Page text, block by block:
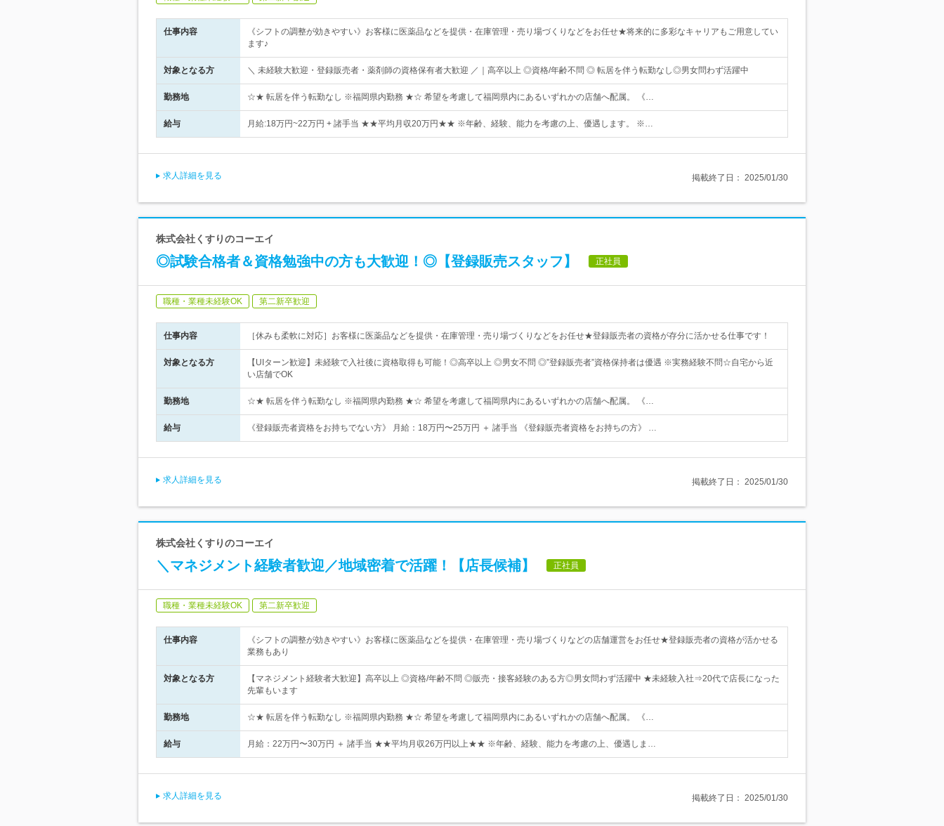
仕事内容
《シフトの調整が効きやすい》お客様に医薬品などを提供・在庫管理・売り場づくりなどをお任せ★将来的に多彩なキャリアもご用意してい
ます♪
対象となる方 ＼ 未経験大歓迎・登録販売者・薬剤師の資格保有者大歓迎 ／｜高卒以上 ◎資格/年齢不問 ◎ 転居を伴う転勤なし◎男女問わず活躍中
勤務地 ☆★ 転居を伴う転勤なし ※福岡県内勤務 ★☆ 希望を考慮して福岡県内にあるいずれかの店舗へ配属。 《…
給与 月給:18万円~22万円 + 諸手当 ★★平均月収20万円★★ ※年齢、経験、能力を考慮の上、優遇します。 ※…
求人詳細を見る 掲載終了日： 2025/01/30
株式会社くすりのコーエイ
◎試験合格者＆資格勉強中の方も大歓迎！◎【登録販売スタッフ】 正社員
職種・業種未経験OK 第二新卒歓迎
仕事内容 ［休みも柔軟に対応］お客様に医薬品などを提供・在庫管理・売り場づくりなどをお任せ★登録販売者の資格が存分に活かせる仕事です！
対象となる方
【UIターン歓迎】未経験で入社後に資格取得も可能！◎高卒以上 ◎男女不問 ◎”登録販売者”資格保持者は優遇 ※実務経験不問☆自宅から近
い店舗でOK
勤務地 ☆★ 転居を伴う転勤なし ※福岡県内勤務 ★☆ 希望を考慮して福岡県内にあるいずれかの店舗へ配属。 《…
給与 《登録販売者資格をお持ちでない方》 月給：18万円〜25万円 ＋ 諸手当 《登録販売者資格をお持ちの方》 …
求人詳細を見る 掲載終了日： 2025/01/30
株式会社くすりのコーエイ
＼マネジメント経験者歓迎／地域密着で活躍！【店長候補】 正社員
職種・業種未経験OK 第二新卒歓迎
仕事内容
《シフトの調整が効きやすい》お客様に医薬品などを提供・在庫管理・売り場づくりなどの店舗運営をお任せ★登録販売者の資格が活かせる
業務もあり
対象となる方
【マネジメント経験者大歓迎】高卒以上 ◎資格/年齢不問 ◎販売・接客経験のある方◎男女問わず活躍中 ★未経験入社⇒20代で店長になった
先輩もいます
勤務地 ☆★ 転居を伴う転勤なし ※福岡県内勤務 ★☆ 希望を考慮して福岡県内にあるいずれかの店舗へ配属。 《…
給与 月給：22万円〜30万円 ＋ 諸手当 ★★平均月収26万円以上★★ ※年齢、経験、能力を考慮の上、優遇しま…
求人詳細を見る 掲載終了日： 2025/01/30